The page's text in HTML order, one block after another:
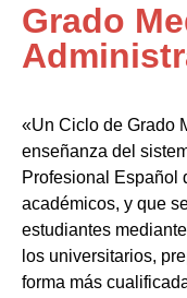
Grado
«Un Ciclo de Grado
enseñanza del
Profesional Español
académicos, y que
estudiantes
los universitarios,
forma más